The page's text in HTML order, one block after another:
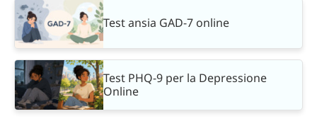
Test ansia GAD-7 online
Test PHQ-9 per la Depressione
Online